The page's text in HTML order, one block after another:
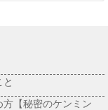
【秘密のケンミン